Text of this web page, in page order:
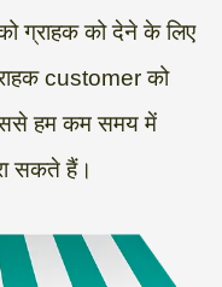
ग्राहक को देने के लिए
customer को
हम कम समय में
सकते हैं।